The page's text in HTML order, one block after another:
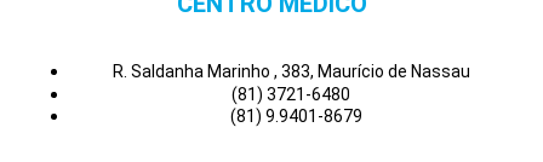
R. Saldanha Marinho , 383, Maurício de Nassau
(81) 3721-6480
(81) 9.9401-8679